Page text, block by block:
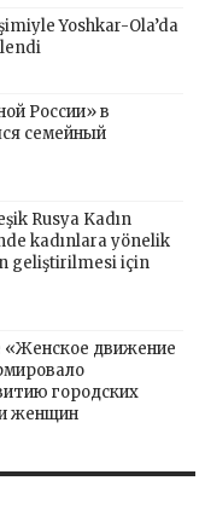
Yoshkar-Ola’da
России» в
семейный
Rusya Kadın
kadınlara yönelik
geliştirilmesi için
движение
городских
женщин